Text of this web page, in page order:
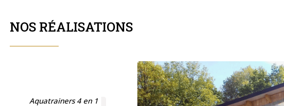
NOS RÉALISATIONS
Aquatrainers 4 en 1